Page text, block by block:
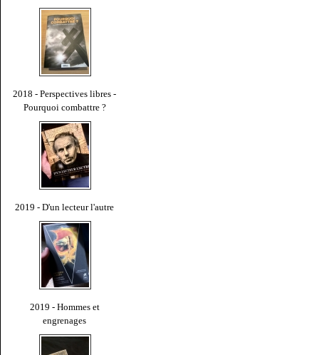
2018 - Perspectives libres -
Pourquoi combattre ?
2019 - D'un lecteur l'autre
2019 - Hommes et
engrenages